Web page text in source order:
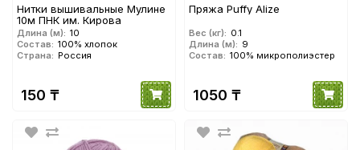
091
Нитки вышивальные Мулине
10м ПНК им. Кирова
Длина (м): 10
Состав: 100% хлопок
Страна: Россия
150 ₸
Пряжа Puffy Alize
Вес (кг): 0.1
Длина (м): 9
Состав: 100% микрополиэстер
1050 ₸